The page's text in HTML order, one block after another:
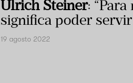
Ulrich Steiner:
significa poder
19 agosto 2022